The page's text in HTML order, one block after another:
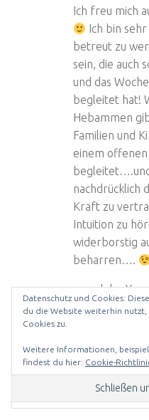
Ich freu mich
Ich bin
betreut zu
sein, die auch
und das
begleitet hat!
Hebammen
Familien und
einem offenen
nachdrücklich
Kraft zu
Intuition zu
widerborstig
beharren….
…und das
super! :))
M
Datenschutz und Cookies:
du die Website weiterhin
Cookies zu.
Weitere Informationen,
findest du hier: Cookie-